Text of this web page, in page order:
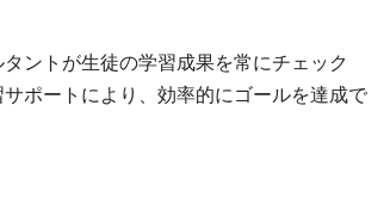
ントが生徒の学習成果を常にチェック
ポートにより、効率的にゴールを達成で